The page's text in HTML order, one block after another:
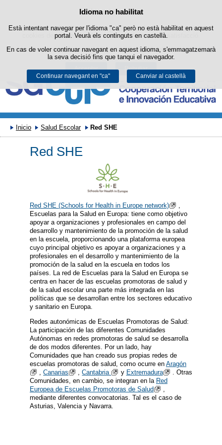
Política de cookies
Aquest lloc web utilitza cookies pròpies per facilitar la navegació i
cookies de tercers per obtenir estadístiques d'ús i satisfacció.
Podeu obtenir més informació a l'apartat "Cookies" del nostreavís legal.
Acceptar Rebutjar
Idioma no habilitat
Està intentant navegar per l'idioma "ca" però no està habilitat en aquest
portal. Veurà els continguts en castellà.
En cas de voler continuar navegant en aquest idioma, s'emmagatzemarà
la seva decisió fins que tanqui el navegador.
Continuar navegant en "ca" Canviar al castellà
Passar al contingut
Inicio Salud Escolar Red SHE
Red SHE
Red SHE (Schools for Health in Europe network)
,
Escuelas para la Salud en Europa: tiene como objetivo
apoyar a organizaciones y profesionales en campo del
desarrollo y mantenimiento de la promoción de la salud
en la escuela, proporcionando una plataforma europea
cuyo principal objetivo es apoyar a organizaciones y a
profesionales en el desarrollo y mantenimiento de la
promoción de la salud en la escuela en todos los
países. La red de Escuelas para la Salud en Europa se
centra en hacer de las escuelas promotoras de salud y
de la salud escolar una parte más integrada en las
políticas que se desarrollan entre los sectores educativo
y sanitario en Europa.
Redes autonómicas de Escuelas Promotoras de Salud:
La participación de las diferentes Comunidades
Autónomas en redes promotoras de salud se desarrolla
de dos modos diferentes. Por un lado, hay
Comunidades que han creado sus propias redes de
escuelas promotoras de salud, como ocurre en Aragón
,Canarias ,Cantabria y Extremadura
. Otras
Comunidades, en cambio, se integran en la Red
Europea de Escuelas Promotoras de Salud
mediante diferentes convocatorias. Tal es el caso de
Asturias, Valencia y Navarra.